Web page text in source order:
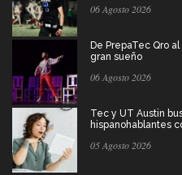
06 Agosto 2026
De PrepaTec Qro
gran sueño
06 Agosto 2026
Tec y UT Austin
hispanohablantes
05 Agosto 2026